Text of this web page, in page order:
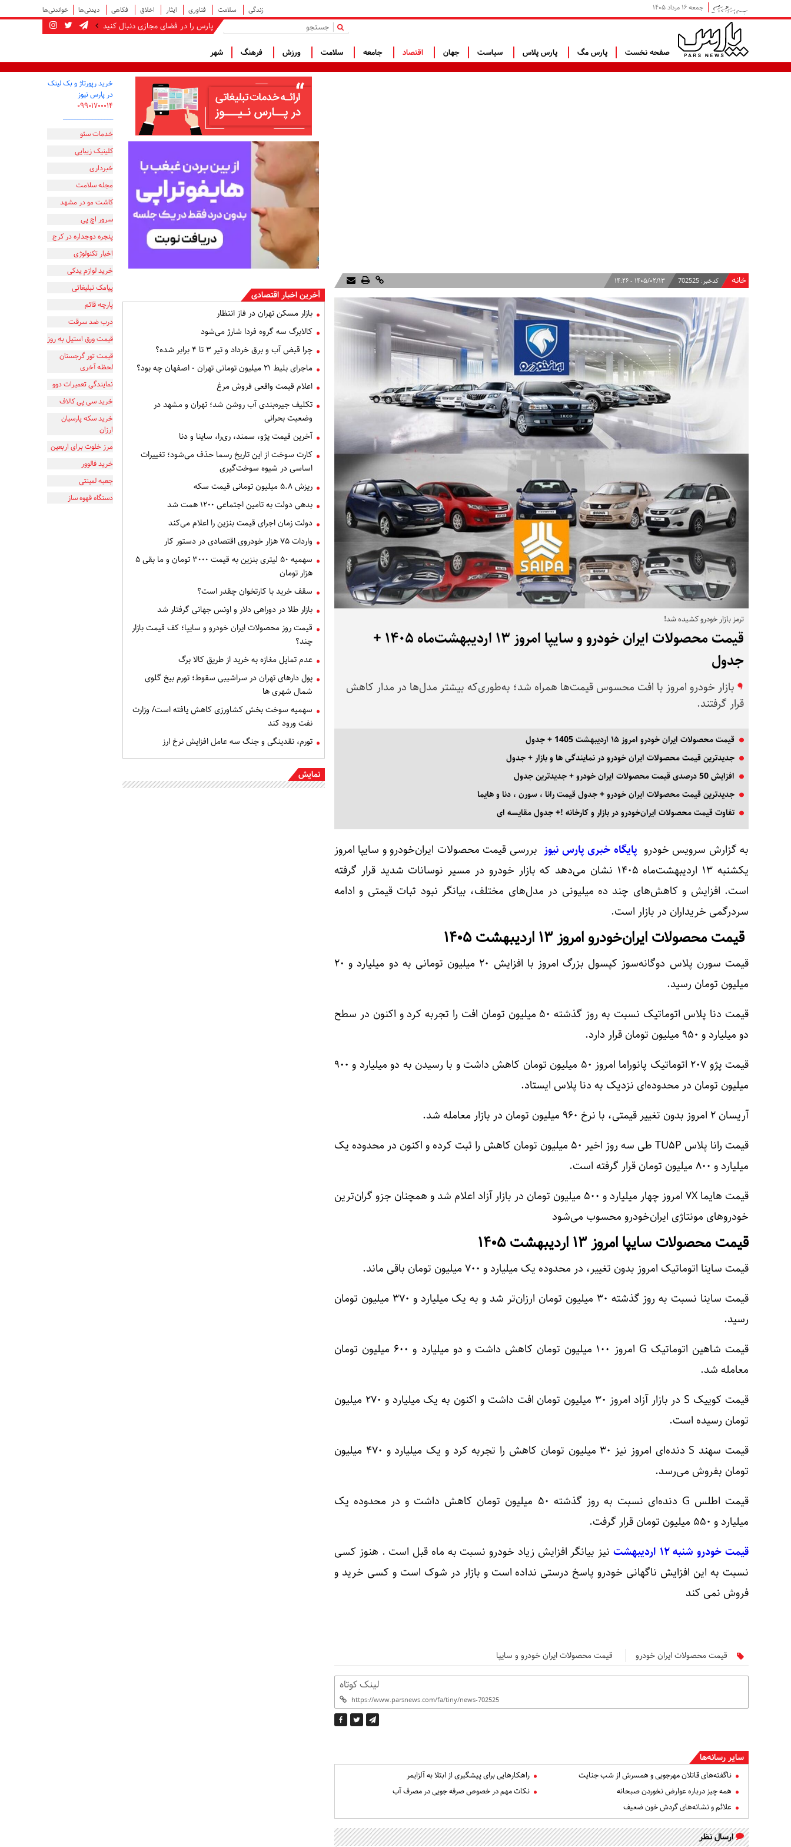
جمعه ۱۶ مرداد ۱۴۰۵ زندگی سلامت فناوری ایثار اخلاق فکاهی دیدنی‌ها خواندنی‌ها
پارس را در فضای مجازی دنبال کنید |
صفحه نخست پارس مگ پارس پلاس سیاست جهان اقتصاد جامعه سلامت ورزش فرهنگ شهر
خانه کدخبر: 702525 ۱۴۰۵/۰۲/۱۳ - ۱۴:۲۶
ترمز بازار خودرو کشیده شد!
قیمت محصولات ایران خودرو و سایپا امروز ۱۳ اردیبهشت‌ماه ۱۴۰۵ +
جدول
بازار خودرو امروز با افت محسوس قیمت‌ها همراه شد؛ به‌طوری‌که بیشتر مدل‌ها در مدار کاهش
قرار گرفتند.
قیمت محصولات ایران خودرو امروز ۱۵ اردیبهشت 1405 + جدول
جدیدترین قیمت محصولات ایران خودرو در نمایندگی ها و بازار + جدول
افزایش 50 درصدی قیمت محصولات ایران خودرو + جدیدترین جدول
جدیدترین قیمت محصولات ایران‌ خودرو + جدول قیمت رانا ، سورن ، دنا و هایما
تفاوت قیمت محصولات ایران‌خودرو در بازار و کارخانه !+ جدول مقایسه ای
به گزارش سرویس خودرو پایگاه خبری پارس نیوز بررسی قیمت محصولات ایران‌خودرو و سایپا امروز
یکشنبه ۱۳ اردیبهشت‌ماه ۱۴۰۵ نشان می‌دهد که بازار خودرو در مسیر نوسانات شدید قرار گرفته
است. افزایش و کاهش‌های چند ده میلیونی در مدل‌های مختلف، بیانگر نبود ثبات قیمتی و ادامه
سردرگمی خریداران در بازار است.
قیمت محصولات ایران‌خودرو امروز ۱۳ اردیبهشت ۱۴۰۵
قیمت سورن‌ پلاس دوگانه‌سوز کپسول بزرگ امروز با افزایش ۲۰ میلیون تومانی به دو میلیارد و ۲۰
میلیون تومان رسید.
قیمت دنا پلاس اتوماتیک نسبت به روز گذشته ۵۰ میلیون تومان افت را تجربه کرد و اکنون در سطح
دو میلیارد و ۹۵۰ میلیون تومان قرار دارد.
قیمت پژو ۲۰۷ اتوماتیک پانوراما امروز ۵۰ میلیون تومان کاهش داشت و با رسیدن به دو میلیارد و ۹۰۰
میلیون تومان در محدوده‌ای نزدیک به دنا پلاس ایستاد.
آریسان ۲ امروز بدون تغییر قیمتی، با نرخ ۹۶۰ میلیون تومان در بازار معامله شد.
قیمت رانا پلاس TU۵P طی سه روز اخیر ۵۰ میلیون تومان کاهش را ثبت کرده و اکنون در محدوده یک
میلیارد و ۸۰۰ میلیون تومان قرار گرفته است.
قیمت هایما ۷X امروز چهار میلیارد و ۵۰۰ میلیون تومان در بازار آزاد اعلام شد و همچنان جزو گران‌ترین
خودروهای مونتاژی ایران‌خودرو محسوب می‌شود
قیمت محصولات سایپا امروز ۱۳ اردیبهشت ۱۴۰۵
قیمت ساینا اتوماتیک امروز بدون تغییر، در محدوده یک میلیارد و ۷۰۰ میلیون تومان باقی ماند.
قیمت ساینا نسبت به روز گذشته ۳۰ میلیون تومان ارزان‌تر شد و به یک میلیارد و ۳۷۰ میلیون تومان
رسید.
قیمت شاهین اتوماتیک G امروز ۱۰۰ میلیون تومان کاهش داشت و دو میلیارد و ۶۰۰ میلیون تومان
معامله شد.
قیمت کوییک S در بازار آزاد امروز ۳۰ میلیون تومان افت داشت و اکنون به یک میلیارد و ۲۷۰ میلیون
تومان رسیده است.
قیمت سهند S دنده‌ای امروز نیز ۳۰ میلیون تومان کاهش را تجربه کرد و یک میلیارد و ۴۷۰ میلیون
تومان بفروش می‌رسد.
قیمت اطلس G دنده‌ای نسبت به روز گذشته ۵۰ میلیون تومان کاهش داشت و در محدوده یک
میلیارد و ۵۵۰ میلیون تومان قرار گرفت.
قیمت خودرو شنبه ۱۲ اردیبهشت
نیز بیانگر افزایش زیاد خودرو نسبت به ماه قبل است . هنوز کسی
نسبت به این افزایش ناگهانی خودرو پاسخ درستی نداده است و بازار در شوک است و کسی خرید و
فروش نمی کند
قیمت محصولات ایران خودرو قیمت محصولات ایران خودرو و سایپا
لینک کوتاه
سایر رسانه‌ها
ناگفته‌های قاتلان مهرجویی و همسرش از شب جنایت
راهکارهایی برای پیشگیری از ابتلا به آلزایمر
همه چیز درباره عوارض نخوردن صبحانه
نکات مهم در خصوص صرفه جویی در مصرف آب
علائم و نشانه‌های گردش خون ضعیف
ارسال نظر
آخرین اخبار اقتصادی
بازار مسکن تهران در فاز انتظار
کالابرگ سه گروه فردا شارژ می‌شود
چرا قبض آب و برق خرداد و تیر ۳ تا ۴ برابر شده؟
ماجرای بلیط ۲۱ میلیون تومانی تهران - اصفهان چه بود؟
اعلام قیمت واقعی فروش مرغ
تکلیف جیره‌بندی آب روشن شد؛ تهران و مشهد در
وضعیت بحرانی
آخرین قیمت پژو، سمند، ری‌را، ساینا و دنا
کارت سوخت از این تاریخ رسما حذف می‌شود؛ تغییرات
اساسی در شیوه سوخت‌گیری
ریزش ۵.۸ میلیون تومانی قیمت سکه
بدهی دولت به تامین اجتماعی ۱۲۰۰ همت شد
دولت زمان اجرای قیمت بنزین را اعلام می‌کند
واردات ۷۵ هزار خودروی اقتصادی در دستور کار
سهمیه ۵۰ لیتری بنزین به قیمت ۳۰۰۰ تومان و ما بقی ۵
هزار تومان
سقف خرید با کارتخوان چقدر است؟
بازار طلا در دوراهی دلار و اونس جهانی گرفتار شد
قیمت روز محصولات ایران خودرو و سایپا؛ کف قیمت بازار
چند؟
عدم تمایل مغازه‌ به خرید از طریق کالا برگ
پول دارهای تهران در سراشیبی سقوط؛ تورم بیخ گلوی
شمال شهری ها
سهمیه سوخت بخش کشاورزی کاهش یافته است/ وزارت
نفت ورود کند
تورم، نقدینگی و جنگ سه عامل افزایش نرخ ارز
نمایش
خرید رپورتاژ و بک لینک
در پارس نیوز
۰۹۹۰۱۷۰۰۰۱۴
_________________
خدمات سئو
کلینیک زیبایی
خبرداری
مجله سلامت
کاشت مو در مشهد
سرور اچ پی
پنجره دوجداره در کرج
اخبار تکنولوژی
خرید لوازم یدکی
پیامک تبلیغاتی
پارچه قائم
درب ضد سرقت
قیمت ورق استیل به روز
قیمت تور گرجستان
لحظه آخری
نمایندگی تعمیرات دوو
خرید سی پی کالاف
خرید سکه پارسیان
ارزان
مرز خلوت برای اربعین
خرید فالوور
جعبه لمینتی
دستگاه قهوه ساز